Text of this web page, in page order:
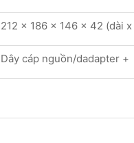
212 x 186 x 146 x 42 (dài
Dây cáp nguồn/dadapter